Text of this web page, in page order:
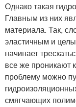
Однако такая
Главным из них
материала. Так,
эластичным и
начинает
все же проникают
проблему можно
смягчающих